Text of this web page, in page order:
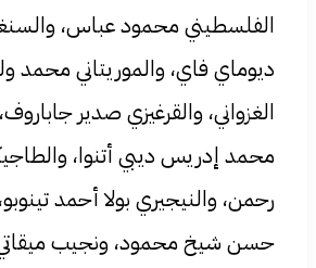
الفلسطيني محمود عباس،
ديوماي فاي، والموريتاني محمد
الغزواني، والقرغيزي صدير
محمد إدريس ديبي أتنوا،
رحمن، والنيجيري بولا أحمد
حسن شيخ محمود، ونجيب ميقاتي